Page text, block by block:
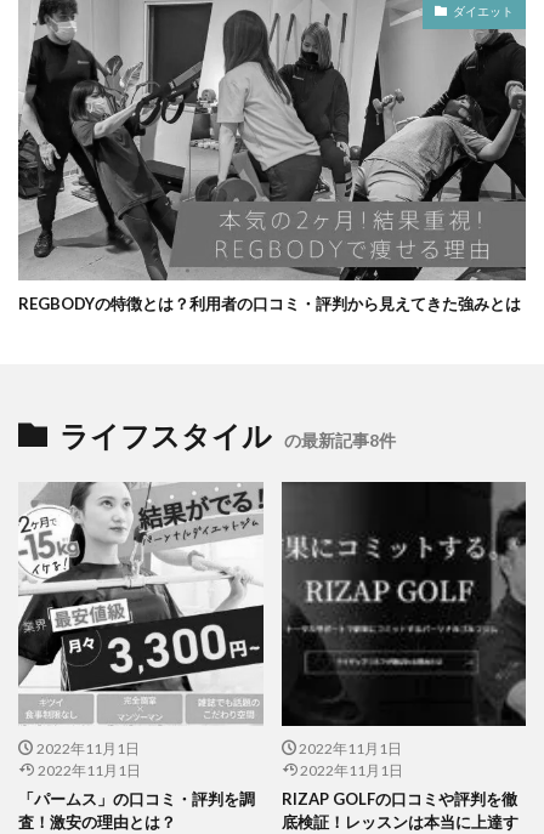
ダイエット
REGBODYの特徴とは？利用者の口コミ・評判から見えてきた強みとは
ライフスタイル の最新記事8件
2022年11月1日
2022年11月1日
「パームス」の口コミ・評判を調
査！激安の理由とは？
2022年11月1日
2022年11月1日
RIZAP GOLFの口コミや評判を徹
底検証！レッスンは本当に上達す